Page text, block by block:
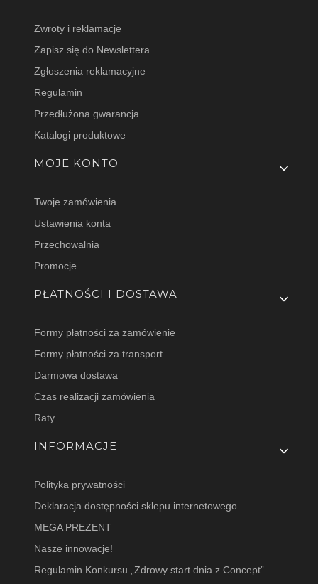
Zwroty i reklamacje
Zapisz się do Newslettera
Zgłoszenia reklamacyjne
Regulamin
Przedłużona gwarancja
Katalogi produktowe
MOJE KONTO
Twoje zamówienia
Ustawienia konta
Przechowalnia
Promocje
PŁATNOŚCI I DOSTAWA
Formy płatności za zamówienie
Formy płatności za transport
Darmowa dostawa
Czas realizacji zamówienia
Raty
INFORMACJE
Polityka prywatności
Deklaracja dostępności sklepu internetowego
MEGA PREZENT
Nasze innowacje!
Regulamin Konkursu „Zdrowy start dnia z Concept”